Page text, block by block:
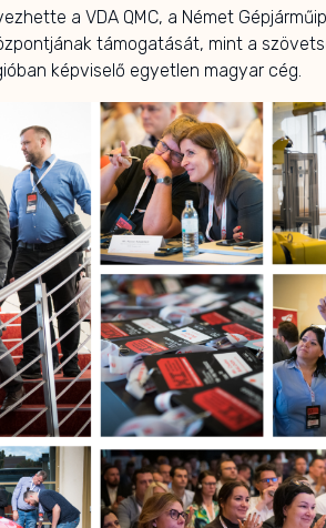
a VDA QMC, a Német
támogatását, mint a
képviselő egyetlen magyar cég.